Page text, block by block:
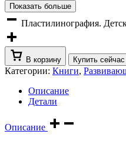
Показать больше
Пластилинография.
В корзину Купить сейчас
Категории: Книги,
Описание
Детали
Описание